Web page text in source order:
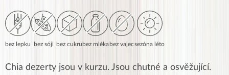
bez lepku bez sóji bez cukrubez mlékabez vajecsezóna léto
Chia dezerty jsou v kurzu. Jsou chutné a osvěžující.